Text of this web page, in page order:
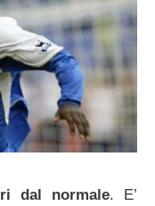
dal normale. E’